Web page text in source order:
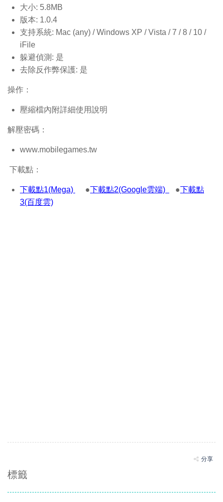
大小: 5.8MB
版本: 1.0.4
支持系統: Mac (any) / Windows XP / Vista / 7 / 8 / 10 /
iFile
躲避偵測: 是
去除反作弊保護: 是
操作：
壓縮檔內附詳細使用說明
解壓密碼：
www.mobilegames.tw
下載點：
下載點1(Mega) ●下載點2(Google雲端) ●下載點
3(百度雲)
分享
標籤